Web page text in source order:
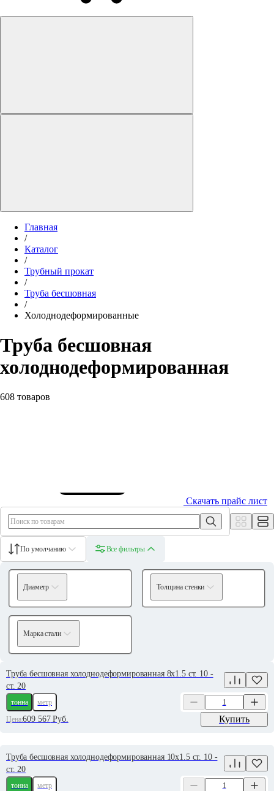
Главная
/
Каталог
/
Трубный прокат
/
Труба бесшовная
/
Холоднодеформированные
Труба бесшовная
холоднодеформированная
608 товаров
Скачать прайс лист
По умолчанию Все фильтры
Диаметр Толщина стенки
Марка стали
Труба бесшовная холоднодеформированная 8х1.5 ст. 10 -
ст. 20
тонна
метр
Цена:609 567Руб. Купить
Труба бесшовная холоднодеформированная 10х1.5 ст. 10 -
ст. 20
тонна
метр